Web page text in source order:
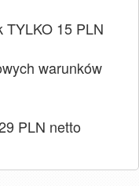
TYLKO 15 PLN
warunków
PLN netto